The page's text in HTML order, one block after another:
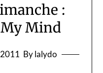
:
Mind
By lalydo